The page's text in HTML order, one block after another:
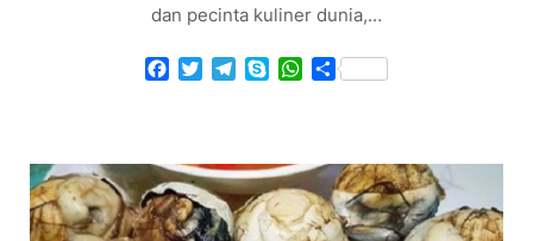
dan pecinta kuliner dunia,…
Facebook
TwitterTelegram
SkypeWhatsApp
Share